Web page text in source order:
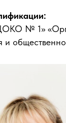
№ 1»
и